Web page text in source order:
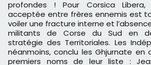
profondes ! Pour Corsica
acceptée entre frères ennemis est
voiler une fracture interne et
militants de Corse du Sud en
stratégie des Territoriales. Les
néanmoins, conclu les Ghjurnate en
premiers noms de leur liste :